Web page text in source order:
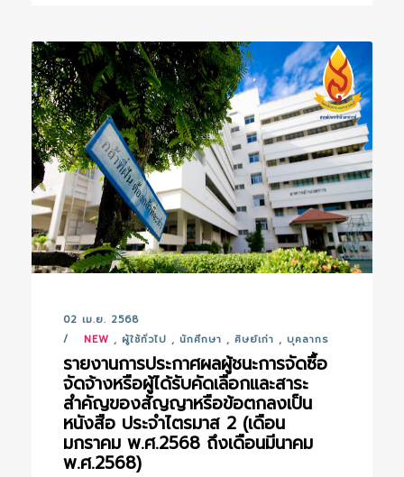
02 เม.ย. 2568
NEW , ผู้ใช้ทั่วไป , นักศึกษา , ศิษย์เก่า , บุคลากร
รายงานการประกาศผลผู้ชนะการจัดซื้อ
จัดจ้างหรือผู้ได้รับคัดเลือกและสาระ
สำคัญของสัญญาหรือข้อตกลงเป็น
หนังสือ ประจำไตรมาส 2 (เดือน
มกราคม พ.ศ.2568 ถึงเดือนมีนาคม
พ.ศ.2568)